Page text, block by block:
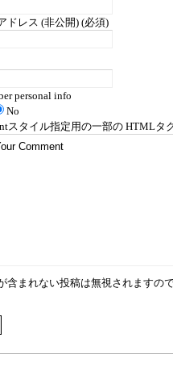
ドレス (非公開) (必須)
personal info
No
スタイル指定用の一部の HTMLタ
含まれない投稿は無視されますの